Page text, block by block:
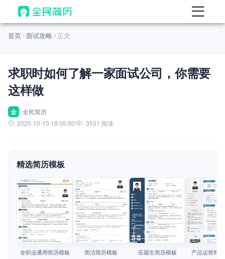
首页
AI 生成简历
AI 翻译简历
AI 诊断简历
面试自我介绍
AI 职场工具 New
简历模板
简历教程
首页 面试攻略 正文
求职时如何了解一家面试公司，你需要
这样做
全
全民简历
2020-10-10 18:05:00
3531 阅读
精选简历模板
查看模板
全职业通用简历模板
查看模板
简洁简历模板
查看模板
应届生简历模板
查看模板
产品运营简